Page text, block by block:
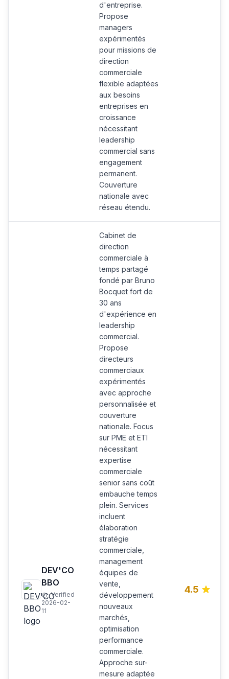
d'entreprise.
Propose
managers
expérimentés
pour missions de
direction
commerciale
flexible adaptées
aux besoins
entreprises en
croissance
nécessitant
leadership
commercial sans
engagement
permanent.
Couverture
nationale avec
réseau étendu.
DEV'CO
BBO
Verified
2026-02-
11
Cabinet de
direction
commerciale à
temps partagé
fondé par Bruno
Bocquet fort de
30 ans
d'expérience en
leadership
commercial.
Propose
directeurs
commerciaux
expérimentés
avec approche
personnalisée et
couverture
nationale. Focus
sur PME et ETI
nécessitant
expertise
commerciale
senior sans coût
embauche temps
plein. Services
incluent
élaboration
stratégie
commerciale,
management
équipes de
vente,
développement
nouveaux
marchés,
optimisation
performance
commerciale.
Approche sur-
mesure adaptée
4.5